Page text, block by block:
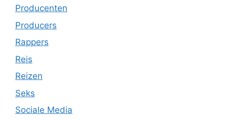
Producenten
Producers
Rappers
Reis
Reizen
Seks
Sociale Media